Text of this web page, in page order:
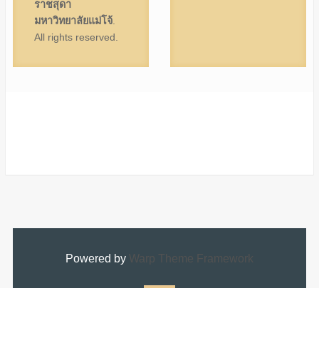
ราชสุดา
มหาวิทยาลัยแม่โจ้
All rights reserved.
Powered by Warp Theme Framework